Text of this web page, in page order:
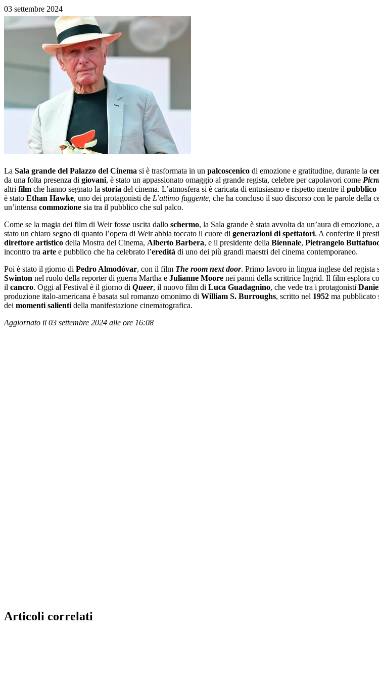
03 settembre 2024
La Sala grande del Palazzo del Cinema si è trasformata in un palcoscenico di emozione e gratitudine, durante la
da una folta presenza di giovani, è stato un appassionato omaggio al grande regista, celebre per capolavori come
altri film che hanno segnato la storia del cinema. L’atmosfera si è caricata di entusiasmo e rispetto mentre il pubblico
è stato Ethan Hawke, uno dei protagonisti de L’attimo fuggente, che ha concluso il suo discorso con le parole della
un’intensa commozione sia tra il pubblico che sul palco.
Come se la magia dei film di Weir fosse uscita dallo schermo, la Sala grande è stata avvolta da un’aura di
stato un chiaro segno di quanto l’opera di Weir abbia toccato il cuore di generazioni di spettatori. A conferire il
direttore artistico della Mostra del Cinema, Alberto Barbera, e il presidente della Biennale, Pietrangelo
incontro tra arte e pubblico che ha celebrato l’eredità di uno dei più grandi maestri del cinema contemporaneo.
Poi è stato il giorno di Pedro Almodóvar, con il film The room next door. Primo lavoro in lingua inglese del regista
Swinton nel ruolo della reporter di guerra Martha e Julianne Moore nei panni della scrittrice Ingrid. Il film esplora
il cancro. Oggi al Festival è il giorno di Queer, il nuovo film di Luca Guadagnino, che vede tra i protagonisti
produzione italo-americana è basata sul romanzo omonimo di William S. Burroughs, scritto nel 1952 ma pubblicato
dei momenti salienti della manifestazione cinematografica.
Aggiornato il 03 settembre 2024 alle ore 16:08
Articoli correlati